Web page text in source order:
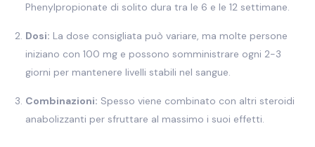
Phenylpropionate di solito dura tra le 6 e le 12 settimane.
Dosi: La dose consigliata può variare, ma molte persone
iniziano con 100 mg e possono somministrare ogni 2-3
giorni per mantenere livelli stabili nel sangue.
Combinazioni: Spesso viene combinato con altri steroidi
anabolizzanti per sfruttare al massimo i suoi effetti.